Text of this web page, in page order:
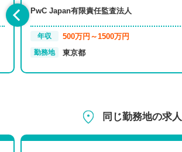
PwC Japan有限責任監査法人
年収 500万円～1500万円
勤務地 東京都
同じ勤務地の求人